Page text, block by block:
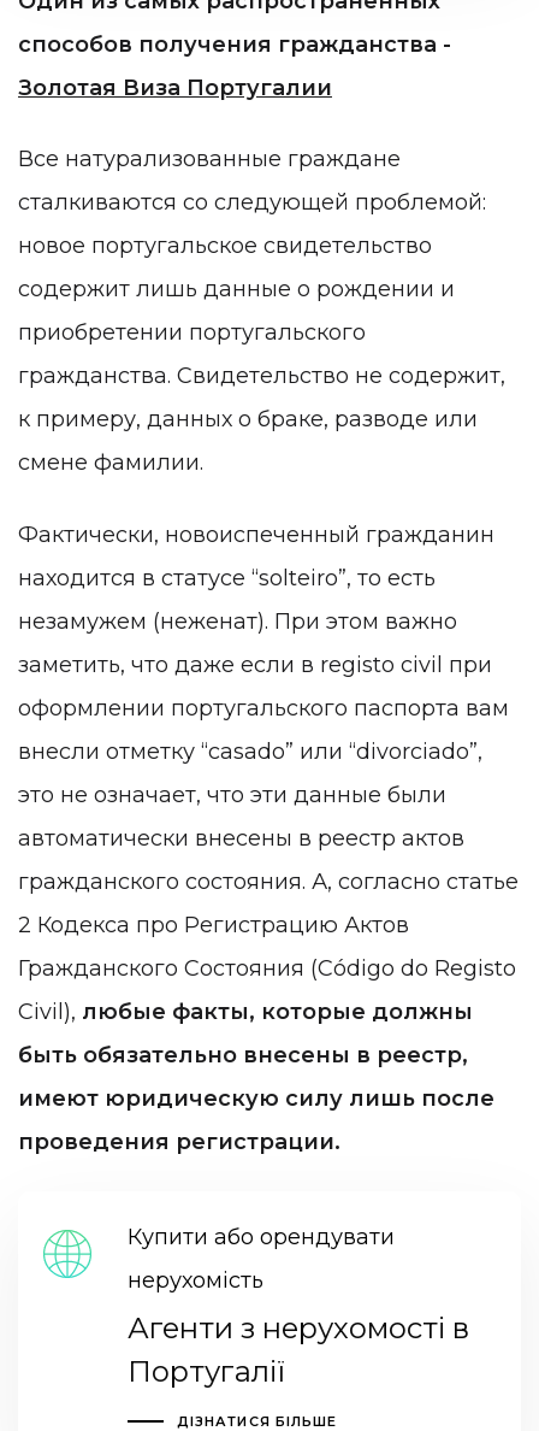
способов получения гражданства -
Золотая Виза Португалии
Все натурализованные граждане
сталкиваются со следующей проблемой:
новое португальское свидетельство
содержит лишь данные о рождении и
приобретении португальского
гражданства. Свидетельство не содержит,
к примеру, данных о браке, разводе или
смене фамилии.
Фактически, новоиспеченный гражданин
находится в статусе “solteiro”, то есть
незамужем (неженат). При этом важно
заметить, что даже если в registo civil при
оформлении португальского паспорта вам
внесли отметку “casado” или “divorciado”,
это не означает, что эти данные были
автоматически внесены в реестр актов
гражданского состояния. А, согласно статье
2 Кодекса про Регистрацию Актов
Гражданского Состояния (Código do Registo
Civil), любые факты, которые должны
быть обязательно внесены в реестр,
имеют юридическую силу лишь после
проведения регистрации.
Купити або орендувати
нерухомість
Агенти з нерухомості в
Португалії
ДІЗНАТИСЯ БІЛЬШЕ